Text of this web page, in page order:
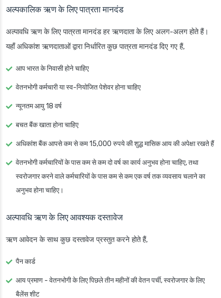
अल्पकालिक ऋण के लिए पात्रता मानदंड
अल्पावधि ऋण के लिए पात्रता मानदंड हर ऋणदाता के लिए अलग-अलग होते हैं।
यहाँ अधिकांश ऋणदाताओं द्वारा निर्धारित कुछ पात्रता मानदंड दिए गए हैं,
आप भारत के निवासी होने चाहिए
वेतनभोगी कर्मचारी या स्व-नियोजित पेशेवर होना चाहिए
न्यूनतम आयु 18 वर्ष
बचत बैंक खाता होना चाहिए
अधिकांश बैंक आपसे कम से कम 15,000 रुपये की शुद्ध मासिक आय की अपेक्षा रखते हैं
वेतनभोगी कर्मचारियों के पास कम से कम दो वर्ष का कार्य अनुभव होना चाहिए, तथा
स्वरोजगार करने वाले कर्मचारियों के पास कम से कम एक वर्ष तक व्यवसाय चलाने का
अनुभव होना चाहिए।
अल्पावधि ऋण के लिए आवश्यक दस्तावेज
ऋण आवेदन के साथ कुछ दस्तावेज प्रस्तुत करने होते हैं,
पैन कार्ड
आय प्रमाण - वेतनभोगी के लिए पिछले तीन महीनों की वेतन पर्ची, स्वरोजगार के लिए
बैलेंस शीट